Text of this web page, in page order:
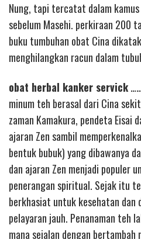
Nung, tapi tercatat dalam
sebelum Masehi. perkiraan 200
buku tumbuhan obat Cina
menghilangkan racun dalam
obat herbal kanker servick
minum teh berasal dari Cina
zaman Kamakura, pendeta Eisai
ajaran Zen sambil
bentuk bubuk) yang dibawanya
dan ajaran Zen menjadi populer
penerangan spiritual. Sejak itu
berkhasiat untuk kesehatan dan
pelayaran jauh. Penanaman teh
mana sejalan dengan bertambah